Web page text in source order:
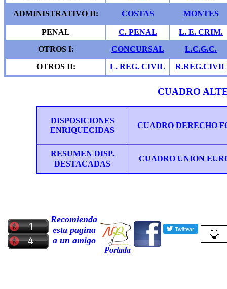
ADMINISTRATIVO II: COSTAS MONTES
PENAL C. PENAL
L. E. CRIM.
OTROS I:
CONCURSAL L.C.G.C.
OTROS II: L. REG. CIVIL R.REG.CIVIL
CUADRO
DISPOSICIONES
ENRIQUECIDAS
CUADRO DERECHO
RESUMEN DISP.
DESTACADAS
CUADRO UNION
Recomienda
esta pagina
a un amigo
Portada